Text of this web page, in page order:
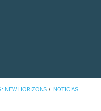
NEW HORIZONS NOTICIAS